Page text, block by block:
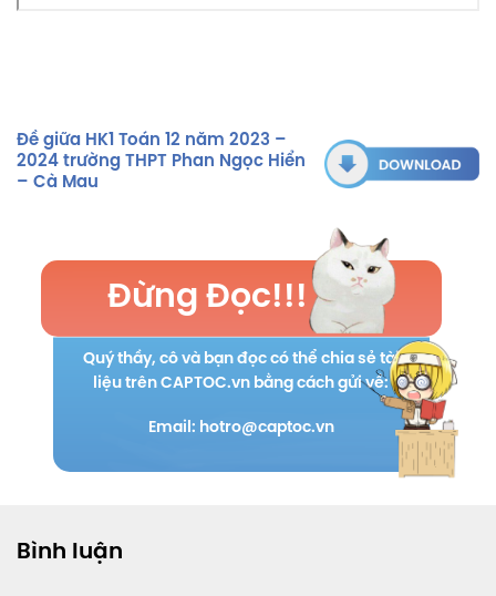
Đề giữa HK1 Toán 12 năm 2023 –
2024 trường THPT Phan Ngọc Hiển
– Cà Mau
Đừng Đọc!!!
Quý thầy, cô và bạn đọc có thể chia sẻ tài
liệu trên CAPTOC.vn bằng cách gửi về:
Email: hotro@captoc.vn
Bình luận